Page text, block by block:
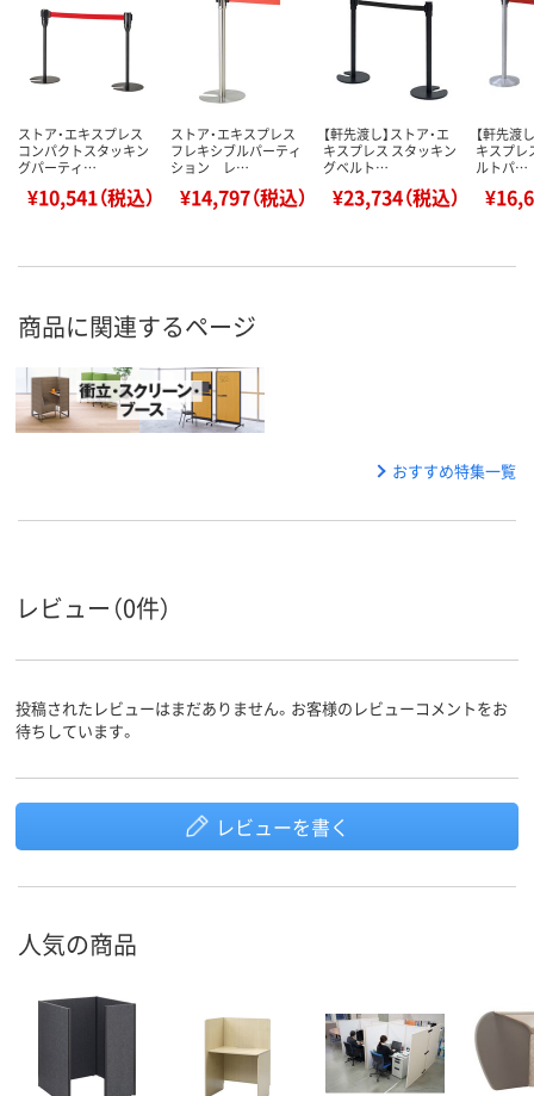
ストア・エキスプレス
コンパクトスタッキン
グパーティ…
¥10,541（税込）
ストア・エキスプレス
フレキシブルパーティ
ション レ…
¥14,797（税込）
【軒先渡し】ストア・エ
キスプレス スタッキン
グベルト…
¥23,734（税込）
【軒先渡
キスプレ
ルトパ…
商品に関連するページ
おすすめ特集一覧
レビュー（0件）
投稿されたレビューはまだありません。お客様のレビューコメントをお
待ちしています。
レビューを書く
人気の商品